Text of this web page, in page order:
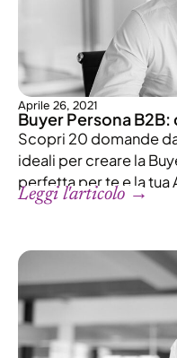
Aprile 26, 2021
Buyer Persona B2B:
Scopri 20 domande
ideali per creare la
perfetta per te e la tua
Leggi l'articolo →